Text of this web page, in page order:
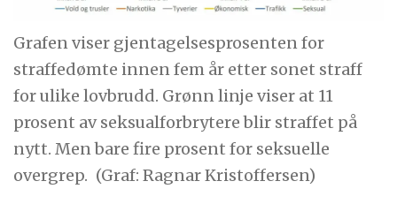
Grafen viser gjentagelsesprosenten for
straffedømte innen fem år etter sonet straff
for ulike lovbrudd. Grønn linje viser at 11
prosent av seksualforbrytere blir straffet på
nytt. Men bare fire prosent for seksuelle
overgrep. (Graf: Ragnar Kristoffersen)